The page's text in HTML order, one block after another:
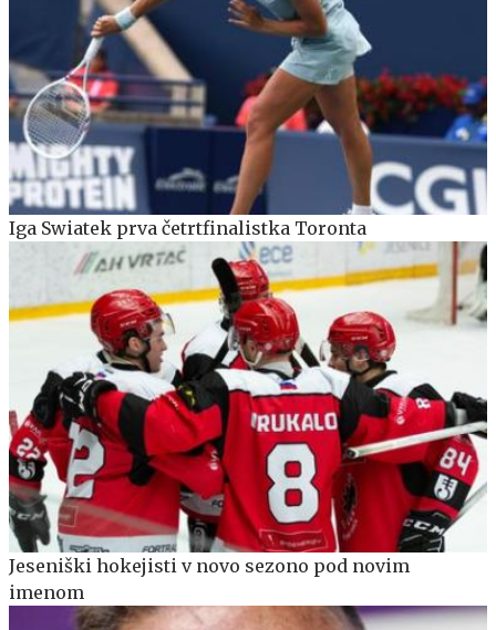
Iga Swiatek prva četrtfinalistka Toronta
Jeseniški hokejisti v novo sezono pod novim
imenom